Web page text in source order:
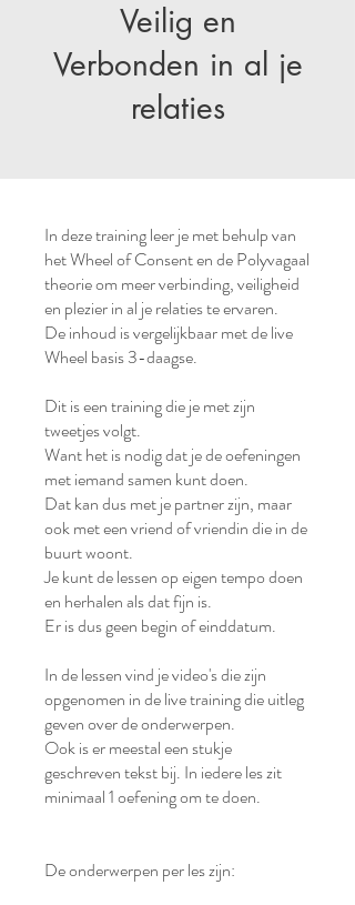
Veilig en
Verbonden in al je
relaties
In deze training leer je met behulp van
het Wheel of Consent en de Polyvagaal
theorie om meer verbinding, veiligheid
en plezier in al je relaties te ervaren.
De inhoud is vergelijkbaar met de live
Wheel basis 3-daagse.
Dit is een training die je met zijn
tweetjes volgt.
Want het is nodig dat je de oefeningen
met iemand samen kunt doen.
Dat kan dus met je partner zijn, maar
ook met een vriend of vriendin die in de
buurt woont.
Je kunt de lessen op eigen tempo doen
en herhalen als dat fijn is.
Er is dus geen begin of einddatum.
In de lessen vind je video's die zijn
opgenomen in de live training die uitleg
geven over de onderwerpen.
Ook is er meestal een stukje
geschreven tekst bij. In iedere les zit
minimaal 1 oefening om te doen.
De onderwerpen per les zijn: